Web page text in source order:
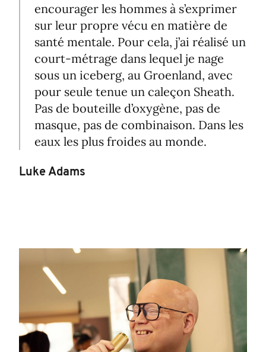
encourager les hommes à s’exprimer
sur leur propre vécu en matière de
santé mentale. Pour cela, j’ai réalisé un
court-métrage dans lequel je nage
sous un iceberg, au Groenland, avec
pour seule tenue un caleçon Sheath.
Pas de bouteille d’oxygène, pas de
masque, pas de combinaison. Dans les
eaux les plus froides au monde.
Luke Adams